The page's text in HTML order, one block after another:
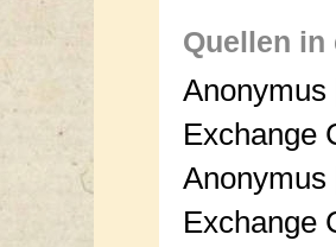
Quellen
Anonymus
Exchange
Anonymus
Exchange